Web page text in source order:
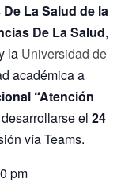
La Salud de la
De La Salud,
la Universidad de
académica a
“Atención
el 24
vía Teams.
pm